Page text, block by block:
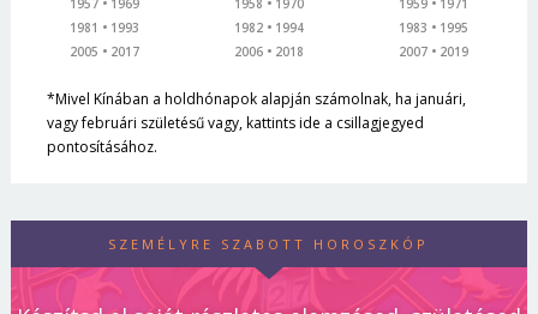
1957
1969
1981
1993
2005
2017
1958
1970
1982
1994
2006
2018
1959
1971
1983
1995
2007
2019
*Mivel Kínában a holdhónapok alapján számolnak, ha januári,
vagy februári születésű vagy, kattints ide a csillagjegyed
pontosításához.
SZEMÉLYRE SZABOTT HOROSZKÓP